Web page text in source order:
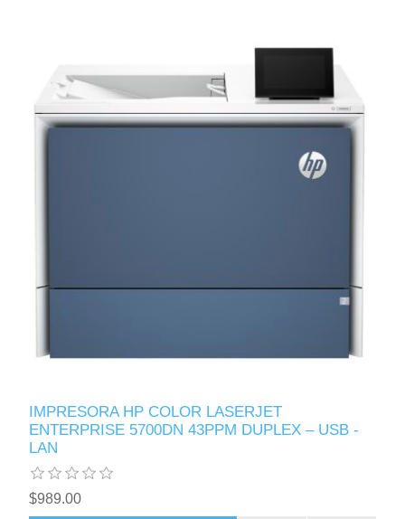
IMPRESORA HP COLOR LASERJET
ENTERPRISE 5700DN 43PPM DUPLEX – USB -
LAN
$989.00